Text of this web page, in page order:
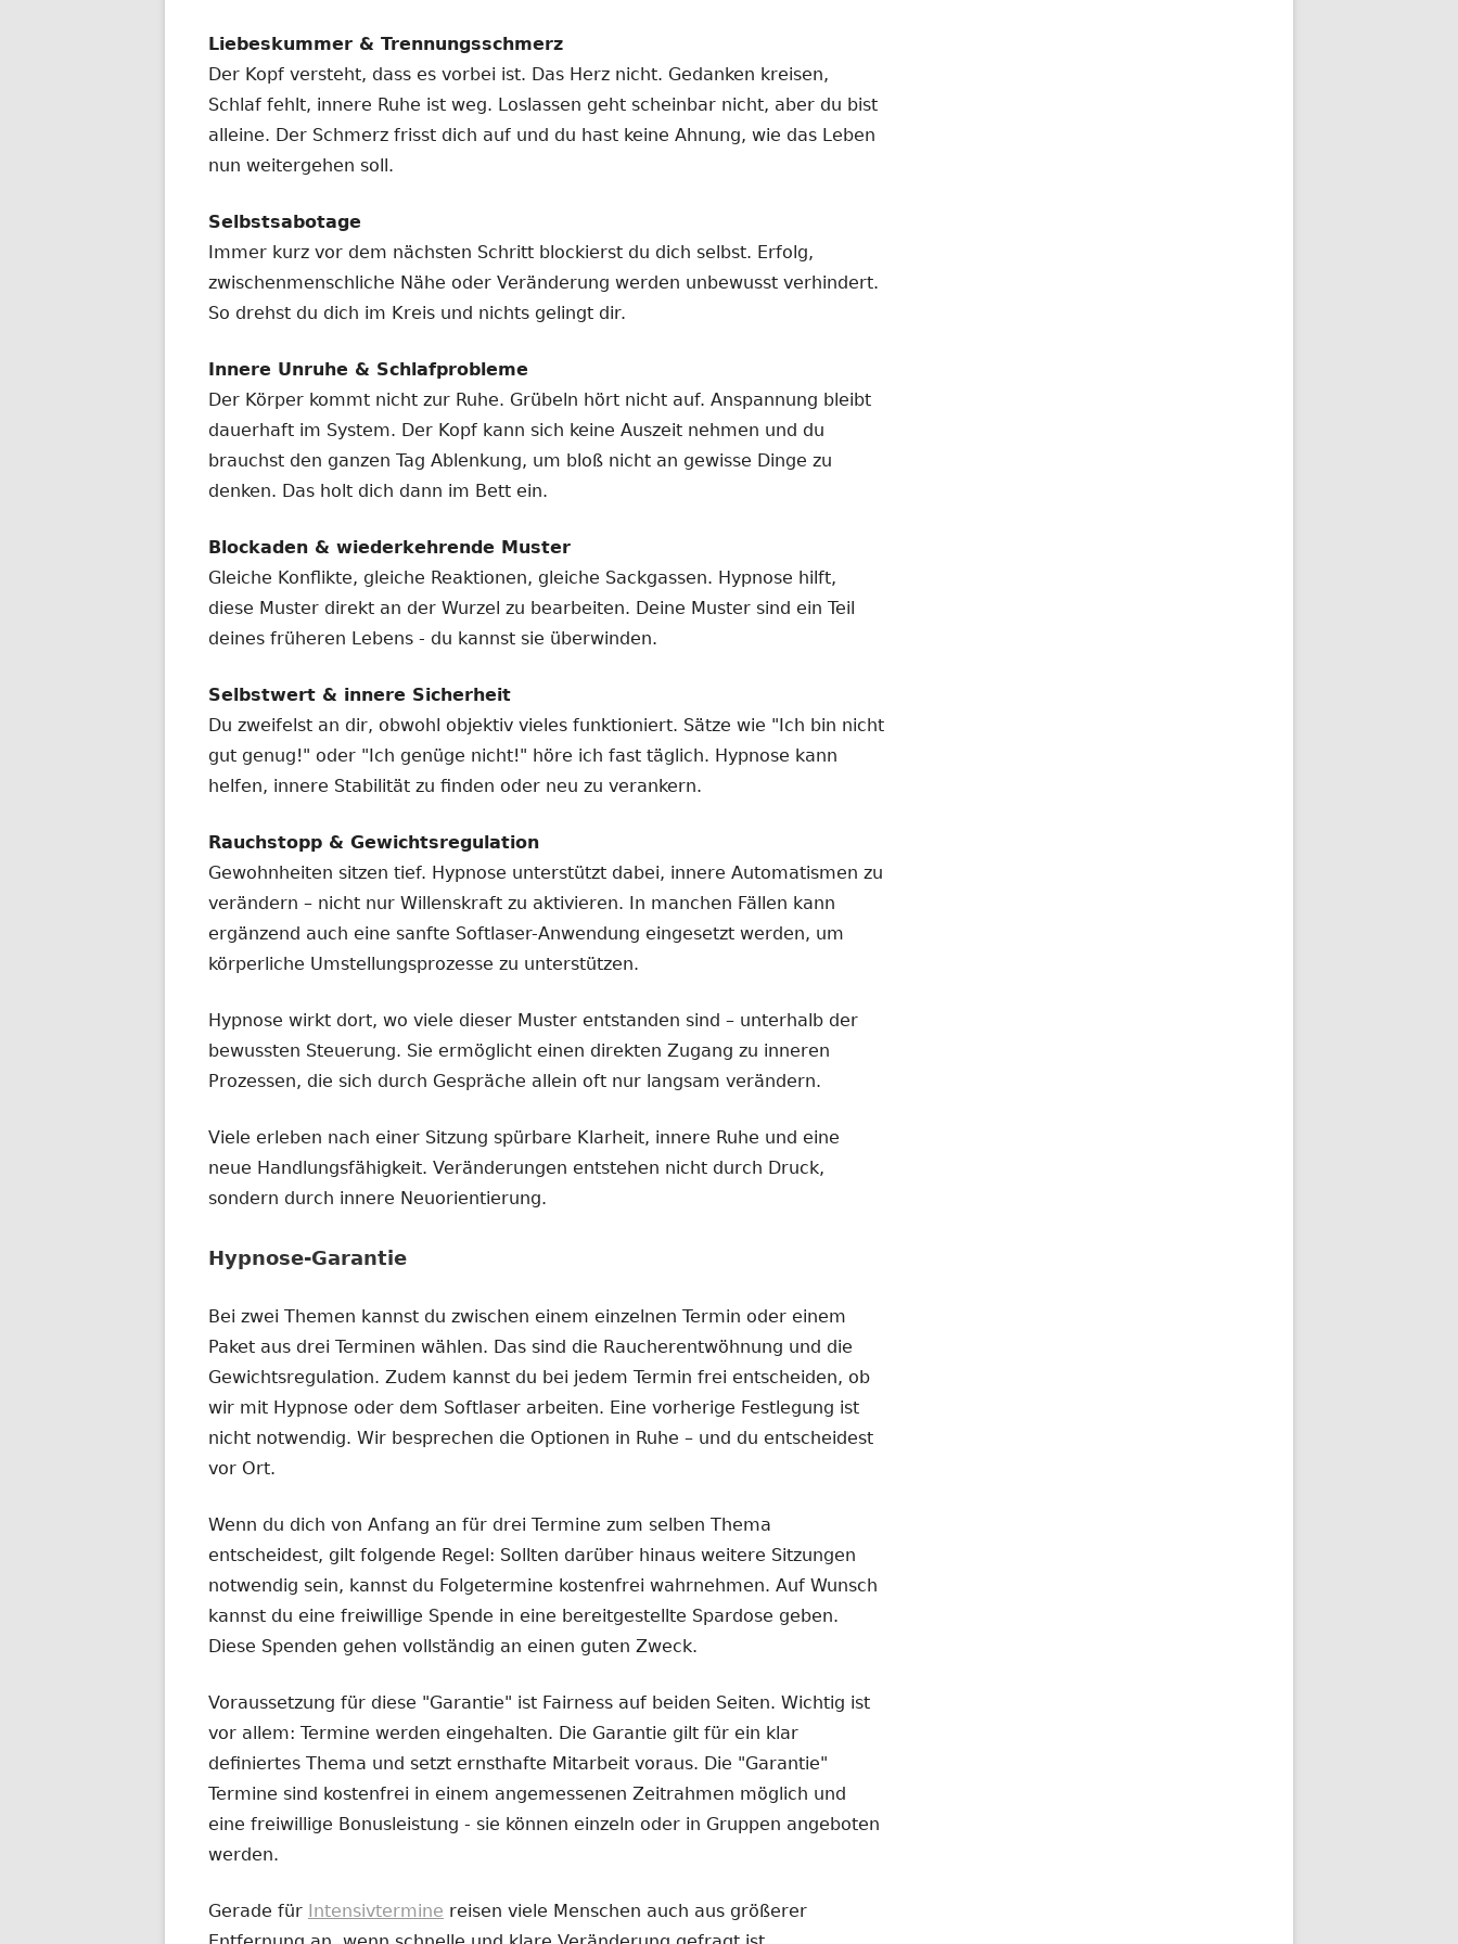
Liebeskummer & Trennungsschmerz
Der Kopf versteht, dass es vorbei ist. Das Herz nicht. Gedanken kreisen,
Schlaf fehlt, innere Ruhe ist weg. Loslassen geht scheinbar nicht, aber du bist
alleine. Der Schmerz frisst dich auf und du hast keine Ahnung, wie das Leben
nun weitergehen soll.
Selbstsabotage
Immer kurz vor dem nächsten Schritt blockierst du dich selbst. Erfolg,
zwischenmenschliche Nähe oder Veränderung werden unbewusst verhindert.
So drehst du dich im Kreis und nichts gelingt dir.
Innere Unruhe & Schlafprobleme
Der Körper kommt nicht zur Ruhe. Grübeln hört nicht auf. Anspannung bleibt
dauerhaft im System. Der Kopf kann sich keine Auszeit nehmen und du
brauchst den ganzen Tag Ablenkung, um bloß nicht an gewisse Dinge zu
denken. Das holt dich dann im Bett ein.
Blockaden & wiederkehrende Muster
Gleiche Konflikte, gleiche Reaktionen, gleiche Sackgassen. Hypnose hilft,
diese Muster direkt an der Wurzel zu bearbeiten. Deine Muster sind ein Teil
deines früheren Lebens - du kannst sie überwinden.
Selbstwert & innere Sicherheit
Du zweifelst an dir, obwohl objektiv vieles funktioniert. Sätze wie "Ich bin nicht
gut genug!" oder "Ich genüge nicht!" höre ich fast täglich. Hypnose kann
helfen, innere Stabilität zu finden oder neu zu verankern.
Rauchstopp & Gewichtsregulation
Gewohnheiten sitzen tief. Hypnose unterstützt dabei, innere Automatismen zu
verändern – nicht nur Willenskraft zu aktivieren. In manchen Fällen kann
ergänzend auch eine sanfte Softlaser-Anwendung eingesetzt werden, um
körperliche Umstellungsprozesse zu unterstützen.
Hypnose wirkt dort, wo viele dieser Muster entstanden sind – unterhalb der
bewussten Steuerung. Sie ermöglicht einen direkten Zugang zu inneren
Prozessen, die sich durch Gespräche allein oft nur langsam verändern.
Viele erleben nach einer Sitzung spürbare Klarheit, innere Ruhe und eine
neue Handlungsfähigkeit. Veränderungen entstehen nicht durch Druck,
sondern durch innere Neuorientierung.
Hypnose-Garantie
Bei zwei Themen kannst du zwischen einem einzelnen Termin oder einem
Paket aus drei Terminen wählen. Das sind die Raucherentwöhnung und die
Gewichtsregulation. Zudem kannst du bei jedem Termin frei entscheiden, ob
wir mit Hypnose oder dem Softlaser arbeiten. Eine vorherige Festlegung ist
nicht notwendig. Wir besprechen die Optionen in Ruhe – und du entscheidest
vor Ort.
Wenn du dich von Anfang an für drei Termine zum selben Thema
entscheidest, gilt folgende Regel: Sollten darüber hinaus weitere Sitzungen
notwendig sein, kannst du Folgetermine kostenfrei wahrnehmen. Auf Wunsch
kannst du eine freiwillige Spende in eine bereitgestellte Spardose geben.
Diese Spenden gehen vollständig an einen guten Zweck.
Voraussetzung für diese "Garantie" ist Fairness auf beiden Seiten. Wichtig ist
vor allem: Termine werden eingehalten. Die Garantie gilt für ein klar
definiertes Thema und setzt ernsthafte Mitarbeit voraus. Die "Garantie"
Termine sind kostenfrei in einem angemessenen Zeitrahmen möglich und
eine freiwillige Bonusleistung - sie können einzeln oder in Gruppen angeboten
werden.
Gerade für Intensivtermine reisen viele Menschen auch aus größerer